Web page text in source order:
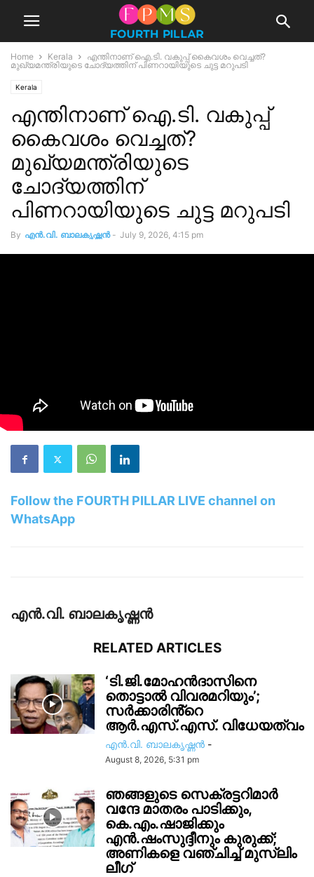
Home Kerala
എന്തിനാണ് ഐ.ടി. വകുപ്പ് കൈവശം വെച്ചത്?
മുഖ്യമന്ത്രിയുടെ ചോദ്യത്തിന് പിണറായിയുടെ ചുട്ട മറുപടി
Kerala
എന്തിനാണ് ഐ.ടി. വകുപ്പ്
കൈവശം വെച്ചത്?
മുഖ്യമന്ത്രിയുടെ
ചോദ്യത്തിന്
പിണറായിയുടെ ചുട്ട മറുപടി
By എൻ.വി. ബാലകൃഷ്ണൻ - July 9, 2026, 4:15 pm
Follow the FOURTH PILLAR LIVE channel on
WhatsApp
എൻ.വി. ബാലകൃഷ്ണൻ
RELATED ARTICLES
‘ടി.ജി.മോഹൻദാസിനെ
തൊട്ടാൽ വിവരമറിയും’;
സര്‍ക്കാരിൻ്റെ
ആർ.എസ്.എസ്. വിധേയത്വം
എൻ.വി. ബാലകൃഷ്ണൻ -
August 8, 2026, 5:31 pm
ഞങ്ങളുടെ സെക്രട്ടറിമാർ
വന്ദേ മാതരം പാടിക്കും,
കെ.എം.ഷാജിക്കും
എൻ.ഷംസുദ്ദീനും കുരുക്ക്;
അണികളെ വഞ്ചിച്ച് മുസ്ലിം
ലീഗ്